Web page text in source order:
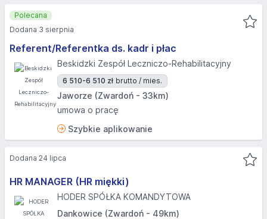
Referent/Referentka ds. kadr i płac
Beskidzki Zespół Leczniczo-Rehabilitacyjny
6 510-6 510 zł brutto / mies.
Jaworze (Zwardoń - 33km)
umowa o pracę
Szybkie aplikowanie
Polecana
Dodana 3 sierpnia
HR MANAGER (HR miękki)
HODER SPÓŁKA KOMANDYTOWA
Dankowice (Zwardoń - 49km)
Dodana 24 lipca